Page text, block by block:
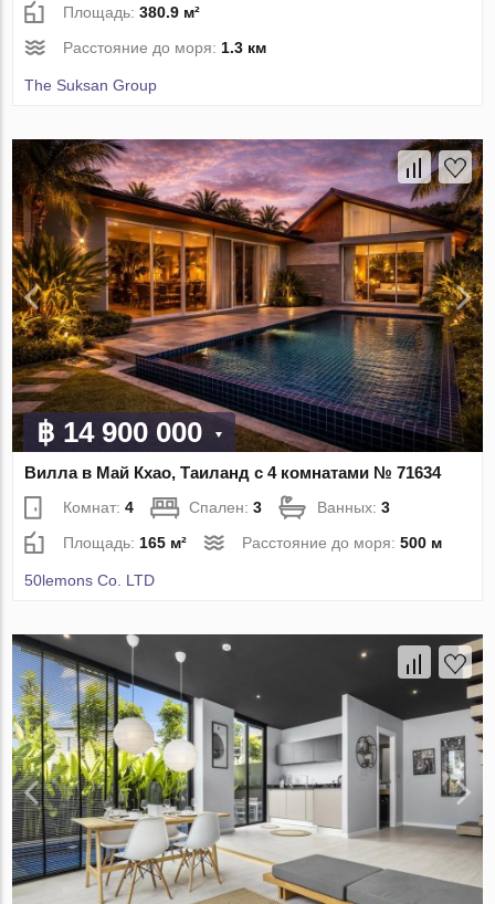
Площадь:380.9 м²
Расстояние до моря: 1.3 км
The Suksan Group
฿ 14 900 000
Вилла в Май Кхао, Таиланд с 4 комнатами № 71634
Комнат:4 Спален:3 Ванных:3
Площадь:165 м² Расстояние до моря:500 м
50lemons Co. LTD